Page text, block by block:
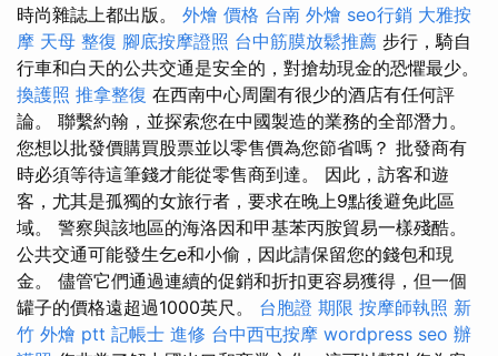
時尚雜誌上都出版。 外燴 價格 台南 外燴 seo行銷 大雅按
摩 天母 整復 腳底按摩證照 台中筋膜放鬆推薦 步行，騎自
行車和白天的公共交通是安全的，對搶劫現金的恐懼最少。
換護照 推拿整復 在西南中心周圍有很少的酒店有任何評
論。 聯繫約翰，並探索您在中國製造的業務的全部潛力。
您想以批發價購買股票並以零售價為您節省嗎？ 批發商有
時必須等待這筆錢才能從零售商到達。 因此，訪客和遊
客，尤其是孤獨的女旅行者，要求在晚上9點後避免此區
域。 警察與該地區的海洛因和甲基苯丙胺貿易一樣殘酷。
公共交通可能發生乞e和小偷，因此請保留您的錢包和現
金。 儘管它們通過連續的促銷和折扣更容易獲得，但一個
罐子的價格遠超過1000英尺。 台胞證 期限 按摩師執照 新
竹 外燴 ptt 記帳士 進修 台中西屯按摩 wordpress seo 辦